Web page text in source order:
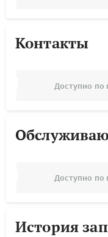
Контакты
Доступно по
Доступно по
История